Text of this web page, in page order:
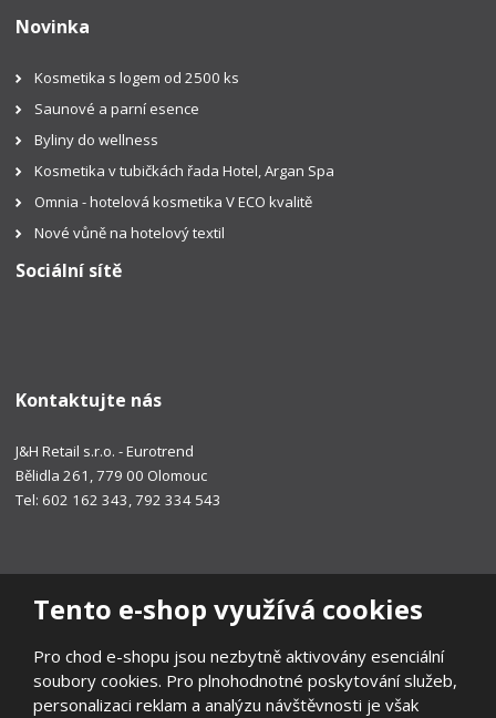
Tento e-shop využívá cookies
Pro chod e-shopu jsou nezbytně aktivovány esenciální
soubory cookies. Pro plnohodnotné poskytování služeb,
personalizaci reklam a analýzu návštěvnosti je však
Novinka
Kosmetika s logem od 2500 ks
Saunové a parní esence
Byliny do wellness
Kosmetika v tubičkách řada Hotel, Argan Spa
Omnia - hotelová kosmetika V ECO kvalitě
Nové vůně na hotelový textil
Sociální sítě
Kontaktujte nás
J&H Retail s.r.o. - Eurotrend
Bělidla 261, 779 00 Olomouc
Tel: 602 162 343, 792 334 543